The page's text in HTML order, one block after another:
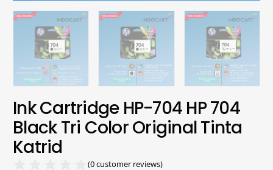
Ink Cartridge HP-704 HP 704
Black Tri Color Original Tinta
Katrid
(0customer reviews)